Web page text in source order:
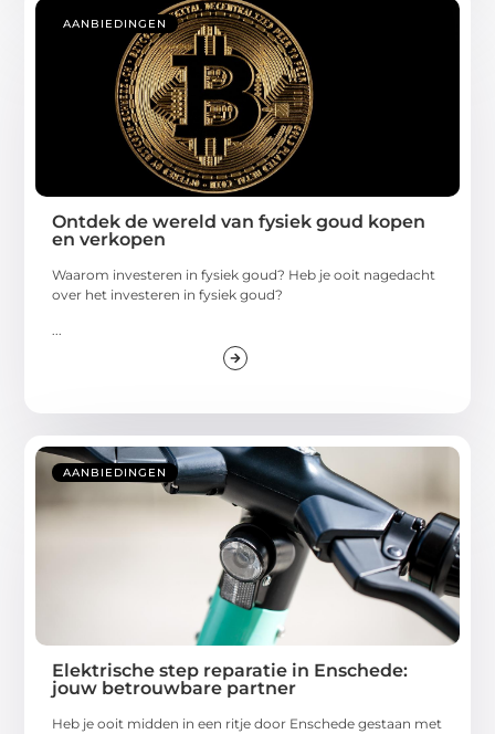
AANBIEDINGEN
Ontdek de wereld van fysiek goud kopen
en verkopen
Waarom investeren in fysiek goud? Heb je ooit nagedacht
over het investeren in fysiek goud?
...
AANBIEDINGEN
Elektrische step reparatie in Enschede:
jouw betrouwbare partner
Heb je ooit midden in een ritje door Enschede gestaan met